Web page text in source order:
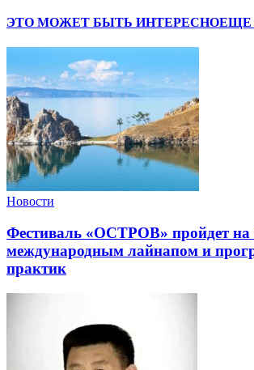
ЭТО МОЖЕТ БЫТЬ ИНТЕРЕСНОЕЩЕ
Новости
Фестиваль «ОСТРОВ» пройдет на
международным лайнапом и
практик